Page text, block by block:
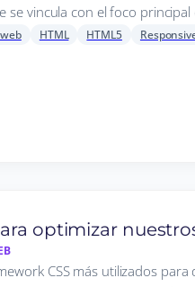
se vincula con el foco principal
HTML HTML5
optimizar
CSS más utilizados para